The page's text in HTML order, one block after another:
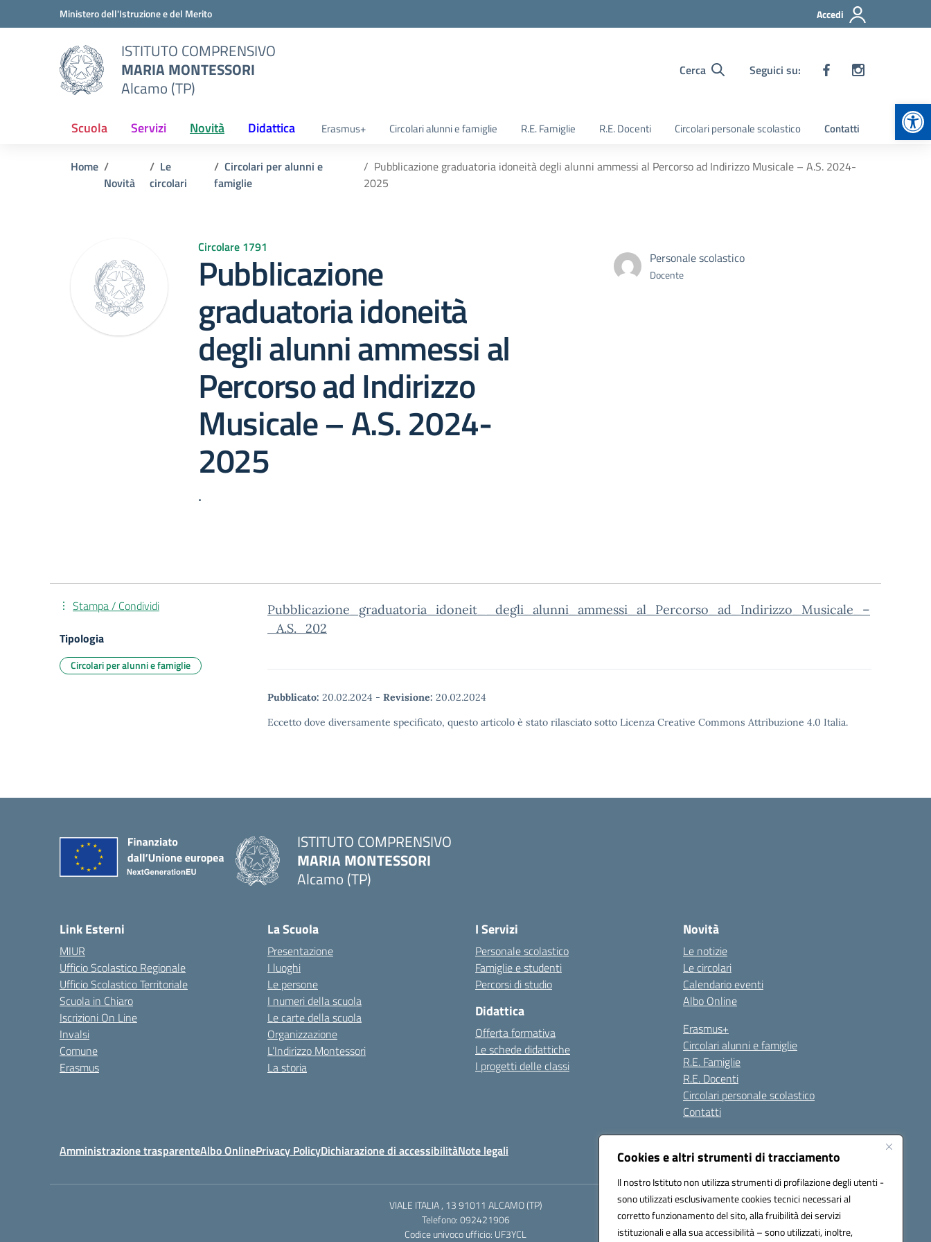
Cookies e altri strumenti di tracciamento
Il nostro Istituto non utilizza strumenti di profilazione degli utenti -
sono utilizzati esclusivamente cookies tecnici necessari al
corretto funzionamento del sito, alla fruibilità dei servizi
istituzionali e alla sua accessibilità – sono utilizzati, inoltre,
Vai ai contenuti
Vai al menu di navigazioneMinistero dell'Istruzione e del Merito Accedi
ISTITUTO COMPRENSIVO
MARIA MONTESSORI
Alcamo (TP)
Cerca Seguici su:
Scuola Servizi Novità Didattica Erasmus+ Circolari alunni e famiglie R.E. Famiglie R.E. Docenti Circolari personale scolastico Contatti
Home
Novità
Le
circolari
Circolari per alunni e
famiglie
Pubblicazione graduatoria idoneità degli alunni ammessi al Percorso ad Indirizzo Musicale – A.S. 2024-
2025
Circolare 1791
Pubblicazione
graduatoria idoneità
degli alunni ammessi al
Percorso ad Indirizzo
Musicale – A.S. 2024-
2025
.
Personale scolastico
Docente
Pubblicazione_graduatoria_idoneit__degli_alunni_ammessi_al_Percorso_ad_Indirizzo_Musicale_–
_A.S._202
Pubblicato: 20.02.2024 - Revisione: 20.02.2024
Eccetto dove diversamente specificato, questo articolo è stato rilasciato sotto Licenza Creative Commons Attribuzione 4.0 Italia.
Stampa / Condividi
Tipologia
Circolari per alunni e famiglie
ISTITUTO COMPRENSIVO
MARIA MONTESSORI
Alcamo (TP)
Link Esterni
MIUR
Ufficio Scolastico Regionale
Ufficio Scolastico Territoriale
Scuola in Chiaro
Iscrizioni On Line
Invalsi
Comune
Erasmus
La Scuola
Presentazione
I luoghi
Le persone
I numeri della scuola
Le carte della scuola
Organizzazione
L’Indirizzo Montessori
La storia
I Servizi
Personale scolastico
Famiglie e studenti
Percorsi di studio
Didattica
Offerta formativa
Le schede didattiche
I progetti delle classi
Novità
Le notizie
Le circolari
Calendario eventi
Albo Online
Erasmus+
Circolari alunni e famiglie
R.E. Famiglie
R.E. Docenti
Circolari personale scolastico
Contatti
Amministrazione trasparenteAlbo OnlinePrivacy PolicyDichiarazione di accessibilitàNote legali Seguici su:
VIALE ITALIA , 13 91011 ALCAMO (TP)
Telefono: 092421906
Codice univoco ufficio: UF3YCL